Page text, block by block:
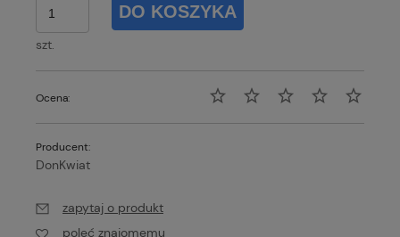
szt.
DO KOSZYKA
Ocena:
Producent:
DonKwiat
zapytaj o produkt
poleć znajomemu